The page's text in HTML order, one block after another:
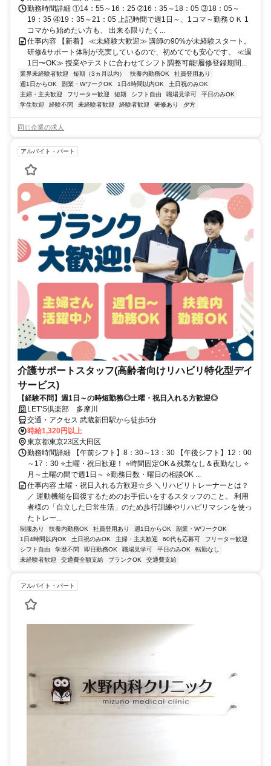
勤務時間詳細 ①14：55～16：25 ➁16：35～18：05 ③18：05～
19：35 ④19：35～21：05 上記時間で週1日～、1コマ～勤務ＯＫ 1
コマから始めたい方も、 出来る限りたく...
仕事内容 【新着】 ≪未経験大歓迎≫ 講師の90%が未経験スタート。
研修&サポート体制が充実しているので、初めてでも安心です。 ≪週
1日〜OK≫ 授業やテストに合わせてシフト調整可能!履修登録期間...
業界未経験者歓迎 短期（3ヵ月以内） 扶養内勤務OK
社員登用あり
週1日からOK
副業・WワークOK 1日4時間以内OK
土日祝のみOK
主婦・主夫歓迎
フリーター歓迎 短期 シフト自由 職場見学可
平日のみOK
学生歓迎
経験不問 未経験者歓迎 経験者歓迎 研修あり 夕方
同じ企業の求人
アルバイト・パート
介護サポートスタッフ(高齢者向けリハビリ特化型デイ
サービス)
【経験不問】週1日～の時短勤務◎土曜・祝日入れる方歓迎◎
LET’S倶楽部 多摩川
交通・アクセス 武蔵新田駅から徒歩5分
時給1,320円以上
東京都東京23区大田区
勤務時間詳細 【午前シフト】8：30～13：30 【午後シフト】12：00
～17：30 ⭐土曜・祝日歓迎！ ⭐時間固定OK＆残業なし＆夜勤なし ⭐
月～土曜の間で週1日～ ⭐勤務日数・曜日の相談OK ...
仕事内容 土曜・祝日入れる方歓迎☆彡 ＼リハビリトレーナーとは？
／ 運動機能を回復するためのお手伝いをするスタッフのこと。 利用
者様の「自立した日常生活」のため歩行訓練やリハビリマシンを使っ
たトレー...
制服あり 扶養内勤務OK 社員登用あり 週1日からOK
副業・WワークOK
1日4時間以内OK
土日祝のみOK 主婦・主夫歓迎 60代も応募可
フリーター歓迎
シフト自由
学歴不問 即日勤務OK 職場見学可 平日のみOK
転勤なし
未経験者歓迎
交通費全額支給 ブランクOK 交通費支給
アルバイト・パート